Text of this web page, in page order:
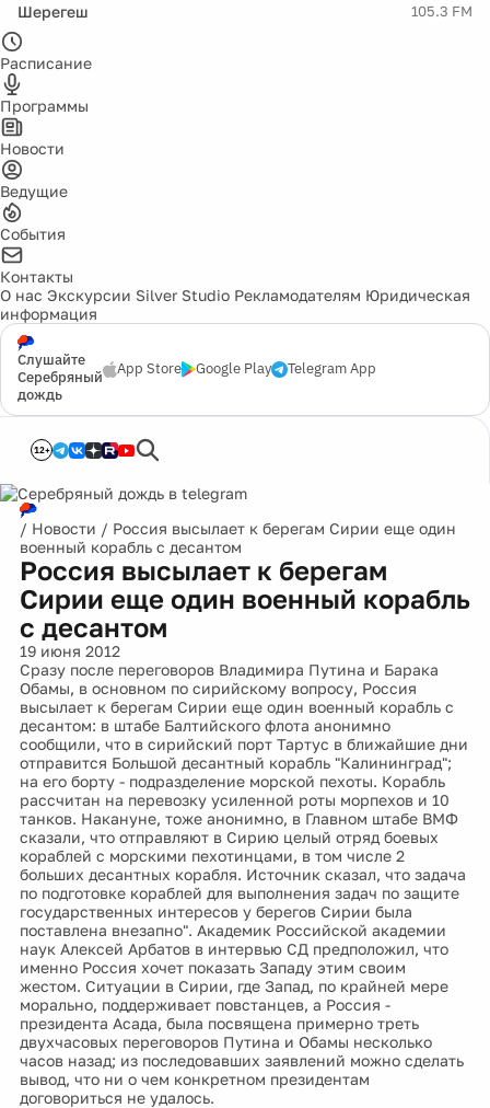
Шерегеш 105.3 FM
Расписание
Программы
Новости
Ведущие
События
Контакты
О нас Экскурсии Silver Studio Рекламодателям Юридическая
информация
Слушайте
Серебряный
дождь
App Store Google Play Telegram App
12+
/ Новости / Россия высылает к берегам Сирии еще один
военный корабль с десантом
Россия высылает к берегам
Сирии еще один военный корабль
с десантом
19 июня 2012
Сразу после переговоров Владимира Путина и Барака
Обамы, в основном по сирийскому вопросу, Россия
высылает к берегам Сирии еще один военный корабль с
десантом: в штабе Балтийского флота анонимно
сообщили, что в сирийский порт Тартус в ближайшие дни
отправится Большой десантный корабль "Калининград";
на его борту - подразделение морской пехоты. Корабль
рассчитан на перевозку усиленной роты морпехов и 10
танков. Накануне, тоже анонимно, в Главном штабе ВМФ
сказали, что отправляют в Сирию целый отряд боевых
кораблей с морскими пехотинцами, в том числе 2
больших десантных корабля. Источник сказал, что задача
по подготовке кораблей для выполнения задач по защите
государственных интересов у берегов Сирии была
поставлена внезапно". Академик Российской академии
наук Алексей Арбатов в интервью СД предположил, что
именно Россия хочет показать Западу этим своим
жестом. Ситуации в Сирии, где Запад, по крайней мере
морально, поддерживает повстанцев, а Россия -
президента Асада, была посвящена примерно треть
двухчасовых переговоров Путина и Обамы несколько
часов назад; из последовавших заявлений можно сделать
вывод, что ни о чем конкретном президентам
договориться не удалось.